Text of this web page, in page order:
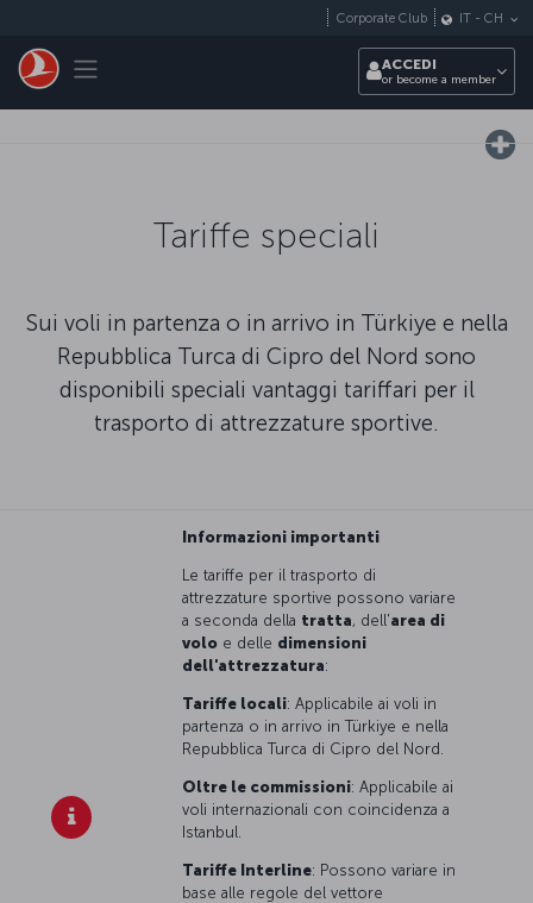
Toggle navigation
Corporate Club IT - CH
ACCEDI
or become a member
Tariffe speciali
Sui voli in partenza o in arrivo in Türkiye e nella
Repubblica Turca di Cipro del Nord sono
disponibili speciali vantaggi tariffari per il
trasporto di attrezzature sportive.
Informazioni importanti
Le tariffe per il trasporto di
attrezzature sportive possono variare
a seconda della tratta, dell'area di
voloe delle dimensioni
dell'attrezzatura:
Tariffe locali: Applicabile ai voli in
partenza o in arrivo in Türkiye e nella
Repubblica Turca di Cipro del Nord.
Oltre le commissioni: Applicabile ai
voli internazionali con coincidenza a
Istanbul.
Tariffe Interline: Possono variare in
base alle regole del vettore